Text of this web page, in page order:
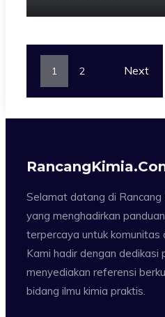
1 2 Next
Selamat datang di Rancang
yang menghadirkan
terpercaya untuk komunitas
Kami hadir dengan dedikasi
menyediakan referensi
bidang ilmu kimia praktis.